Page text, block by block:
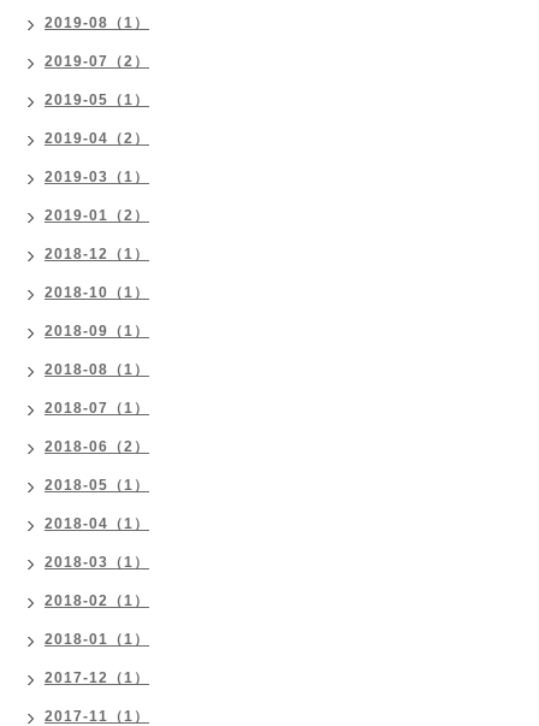
2019-08（1）
2019-07（2）
2019-05（1）
2019-04（2）
2019-03（1）
2019-01（2）
2018-12（1）
2018-10（1）
2018-09（1）
2018-08（1）
2018-07（1）
2018-06（2）
2018-05（1）
2018-04（1）
2018-03（1）
2018-02（1）
2018-01（1）
2017-12（1）
2017-11（1）